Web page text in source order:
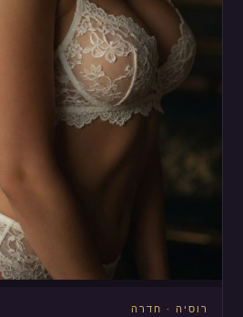
רוסיה · חדרה